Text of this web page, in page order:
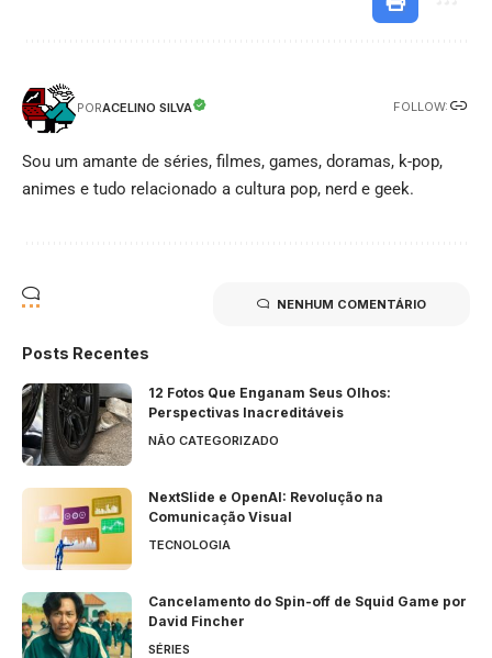
PORACELINO SILVA FOLLOW:
Sou um amante de séries, filmes, games, doramas, k-pop,
animes e tudo relacionado a cultura pop, nerd e geek.
NENHUM COMENTÁRIO
Posts Recentes
12 Fotos Que Enganam Seus Olhos:
Perspectivas Inacreditáveis
NÃO CATEGORIZADO
NextSlide e OpenAI: Revolução na
Comunicação Visual
TECNOLOGIA
Cancelamento do Spin-off de Squid Game por
David Fincher
SÉRIES